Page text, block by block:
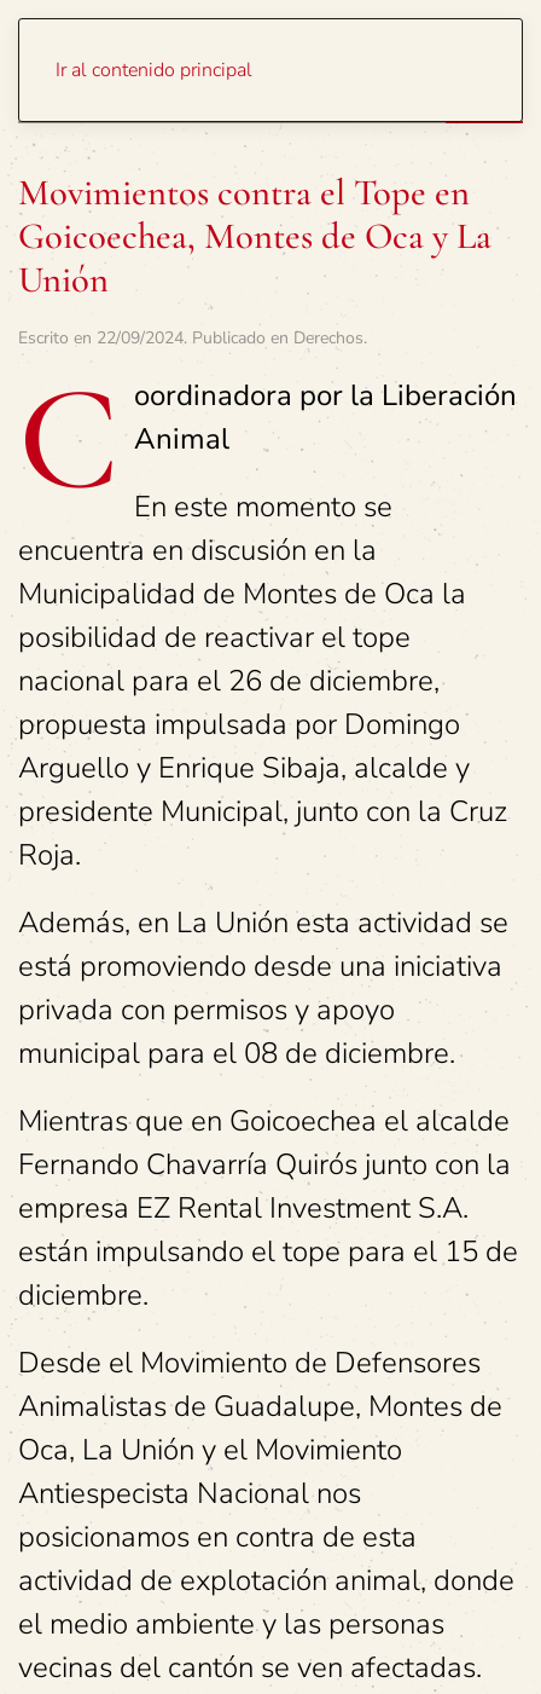
Ir al contenido principal
Movimientos contra el Tope en
Goicoechea, Montes de Oca y La
Unión
Escrito en 22/09/2024. Publicado en Derechos.
C oordinadora por la Liberación
Animal
En este momento se
encuentra en discusión en la
Municipalidad de Montes de Oca la
posibilidad de reactivar el tope
nacional para el 26 de diciembre,
propuesta impulsada por Domingo
Arguello y Enrique Sibaja, alcalde y
presidente Municipal, junto con la Cruz
Roja.
Además, en La Unión esta actividad se
está promoviendo desde una iniciativa
privada con permisos y apoyo
municipal para el 08 de diciembre.
Mientras que en Goicoechea el alcalde
Fernando Chavarría Quirós junto con la
empresa EZ Rental Investment S.A.
están impulsando el tope para el 15 de
diciembre.
Desde el Movimiento de Defensores
Animalistas de Guadalupe, Montes de
Oca, La Unión y el Movimiento
Antiespecista Nacional nos
posicionamos en contra de esta
actividad de explotación animal, donde
el medio ambiente y las personas
vecinas del cantón se ven afectadas.